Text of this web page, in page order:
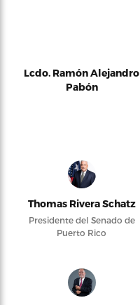
Lcdo. Ramón Alejandro
Pabón
Thomas Rivera Schatz
Presidente del Senado de
Puerto Rico